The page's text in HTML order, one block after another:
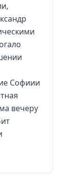
Софиии
вечеру